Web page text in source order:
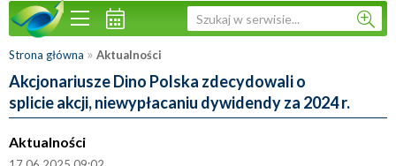
Strona główna » Aktualności
Akcjonariusze Dino Polska zdecydowali o
splicie akcji, niewypłacaniu dywidendy za 2024 r.
Aktualności